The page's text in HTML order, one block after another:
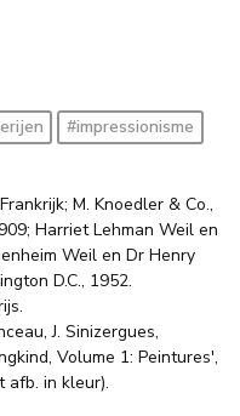
#impressionisme
M. Knoedler & Co.,
Harriet Lehman Weil en
Weil en Dr Henry
D.C., 1952.
J. Sinizergues,
Volume 1: Peintures',
afb. in kleur).